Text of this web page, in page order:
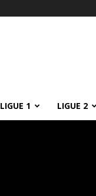
LIGUE 1 LIGUE 2